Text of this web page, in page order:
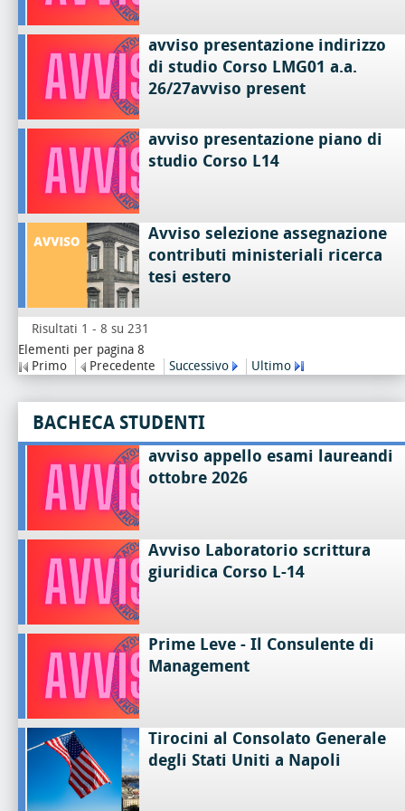
avviso presentazione indirizzo
di studio Corso LMG01 a.a.
26/27avviso present
avviso presentazione piano di
studio Corso L14
Avviso selezione assegnazione
contributi ministeriali ricerca
tesi estero
Risultati 1 - 8 su 231
Elementi per pagina 8
Primo
Precedente Successivo Ultimo
BACHECA STUDENTI
avviso appello esami laureandi
ottobre 2026
Avviso Laboratorio scrittura
giuridica Corso L-14
Prime Leve - Il Consulente di
Management
Tirocini al Consolato Generale
degli Stati Uniti a Napoli